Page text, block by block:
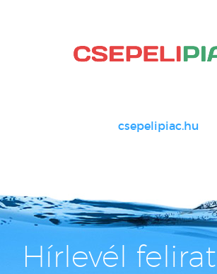
csepelipiac.hu
Hírlevél